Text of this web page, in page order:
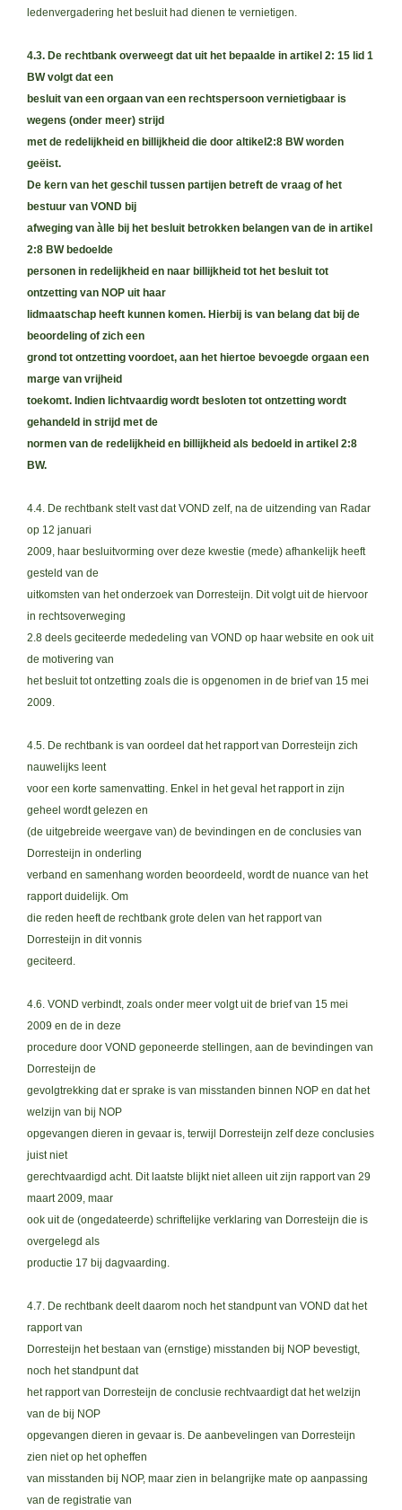
ledenvergadering het besluit had dienen te vernietigen.
4.3. De rechtbank overweegt dat uit het bepaalde in artikel 2: 15 lid 1
BW volgt dat een
besluit van een orgaan van een rechtspersoon vernietigbaar is
wegens (onder meer) strijd
met de redelijkheid en billijkheid die door altikel2:8 BW worden
geëist.
De kern van het geschil tussen partijen betreft de vraag of het
bestuur van VOND bij
afweging van àlle bij het besluit betrokken belangen van de in artikel
2:8 BW bedoelde
personen in redelijkheid en naar billijkheid tot het besluit tot
ontzetting van NOP uit haar
lidmaatschap heeft kunnen komen. Hierbij is van belang dat bij de
beoordeling of zich een
grond tot ontzetting voordoet, aan het hiertoe bevoegde orgaan een
marge van vrijheid
toekomt. Indien lichtvaardig wordt besloten tot ontzetting wordt
gehandeld in strijd met de
normen van de redelijkheid en billijkheid als bedoeld in artikel 2:8
BW.
4.4. De rechtbank stelt vast dat VOND zelf, na de uitzending van Radar
op 12 januari
2009, haar besluitvorming over deze kwestie (mede) afhankelijk heeft
gesteld van de
uitkomsten van het onderzoek van Dorresteijn. Dit volgt uit de hiervoor
in rechtsoverweging
2.8 deels geciteerde mededeling van VOND op haar website en ook uit
de motivering van
het besluit tot ontzetting zoals die is opgenomen in de brief van 15 mei
2009.
4.5. De rechtbank is van oordeel dat het rapport van Dorresteijn zich
nauwelijks leent
voor een korte samenvatting. Enkel in het geval het rapport in zijn
geheel wordt gelezen en
(de uitgebreide weergave van) de bevindingen en de conclusies van
Dorresteijn in onderling
verband en samenhang worden beoordeeld, wordt de nuance van het
rapport duidelijk. Om
die reden heeft de rechtbank grote delen van het rapport van
Dorresteijn in dit vonnis
geciteerd.
4.6. VOND verbindt, zoals onder meer volgt uit de brief van 15 mei
2009 en de in deze
procedure door VOND geponeerde stellingen, aan de bevindingen van
Dorresteijn de
gevolgtrekking dat er sprake is van misstanden binnen NOP en dat het
welzijn van bij NOP
opgevangen dieren in gevaar is, terwijl Dorresteijn zelf deze conclusies
juist niet
gerechtvaardigd acht. Dit laatste blijkt niet alleen uit zijn rapport van 29
maart 2009, maar
ook uit de (ongedateerde) schriftelijke verklaring van Dorresteijn die is
overgelegd als
productie 17 bij dagvaarding.
4.7. De rechtbank deelt daarom noch het standpunt van VOND dat het
rapport van
Dorresteijn het bestaan van (ernstige) misstanden bij NOP bevestigt,
noch het standpunt dat
het rapport van Dorresteijn de conclusie rechtvaardigt dat het welzijn
van de bij NOP
opgevangen dieren in gevaar is. De aanbevelingen van Dorresteijn
zien niet op het opheffen
van misstanden bij NOP, maar zien in belangrijke mate op aanpassing
van de registratie van